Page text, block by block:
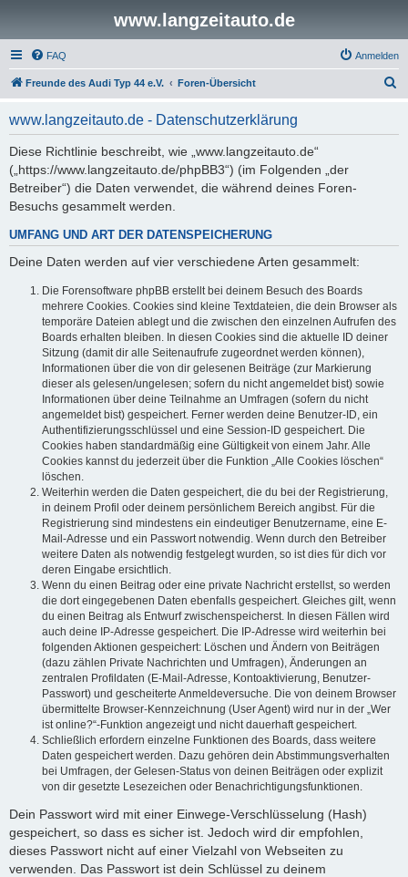
www.langzeitauto.de
FAQ Anmelden
Freunde des Audi Typ 44 e.V. Foren-Übersicht
www.langzeitauto.de - Datenschutzerklärung
Diese Richtlinie beschreibt, wie „www.langzeitauto.de“
(„https://www.langzeitauto.de/phpBB3“) (im Folgenden „der
Betreiber“) die Daten verwendet, die während deines Foren-
Besuchs gesammelt werden.
UMFANG UND ART DER DATENSPEICHERUNG
Deine Daten werden auf vier verschiedene Arten gesammelt:
Die Forensoftware phpBB erstellt bei deinem Besuch des Boards
mehrere Cookies. Cookies sind kleine Textdateien, die dein Browser als
temporäre Dateien ablegt und die zwischen den einzelnen Aufrufen des
Boards erhalten bleiben. In diesen Cookies sind die aktuelle ID deiner
Sitzung (damit dir alle Seitenaufrufe zugeordnet werden können),
Informationen über die von dir gelesenen Beiträge (zur Markierung
dieser als gelesen/ungelesen; sofern du nicht angemeldet bist) sowie
Informationen über deine Teilnahme an Umfragen (sofern du nicht
angemeldet bist) gespeichert. Ferner werden deine Benutzer-ID, ein
Authentifizierungsschlüssel und eine Session-ID gespeichert. Die
Cookies haben standardmäßig eine Gültigkeit von einem Jahr. Alle
Cookies kannst du jederzeit über die Funktion „Alle Cookies löschen“
löschen.
Weiterhin werden die Daten gespeichert, die du bei der Registrierung,
in deinem Profil oder deinem persönlichem Bereich angibst. Für die
Registrierung sind mindestens ein eindeutiger Benutzername, eine E-
Mail-Adresse und ein Passwort notwendig. Wenn durch den Betreiber
weitere Daten als notwendig festgelegt wurden, so ist dies für dich vor
deren Eingabe ersichtlich.
Wenn du einen Beitrag oder eine private Nachricht erstellst, so werden
die dort eingegebenen Daten ebenfalls gespeichert. Gleiches gilt, wenn
du einen Beitrag als Entwurf zwischenspeicherst. In diesen Fällen wird
auch deine IP-Adresse gespeichert. Die IP-Adresse wird weiterhin bei
folgenden Aktionen gespeichert: Löschen und Ändern von Beiträgen
(dazu zählen Private Nachrichten und Umfragen), Änderungen an
zentralen Profildaten (E-Mail-Adresse, Kontoaktivierung, Benutzer-
Passwort) und gescheiterte Anmeldeversuche. Die von deinem Browser
übermittelte Browser-Kennzeichnung (User Agent) wird nur in der „Wer
ist online?“-Funktion angezeigt und nicht dauerhaft gespeichert.
Schließlich erfordern einzelne Funktionen des Boards, dass weitere
Daten gespeichert werden. Dazu gehören dein Abstimmungsverhalten
bei Umfragen, der Gelesen-Status von deinen Beiträgen oder explizit
von dir gesetzte Lesezeichen oder Benachrichtigungsfunktionen.
Dein Passwort wird mit einer Einwege-Verschlüsselung (Hash)
gespeichert, so dass es sicher ist. Jedoch wird dir empfohlen,
dieses Passwort nicht auf einer Vielzahl von Webseiten zu
verwenden. Das Passwort ist dein Schlüssel zu deinem